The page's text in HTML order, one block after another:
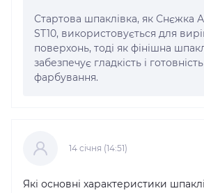
Стартова шпаклівка, як Снєжка
ST10, використовується для
поверхонь, тоді як фінішна
забезпечує гладкість і
фарбування.
14 cічня (14:51)
Які основні характеристики